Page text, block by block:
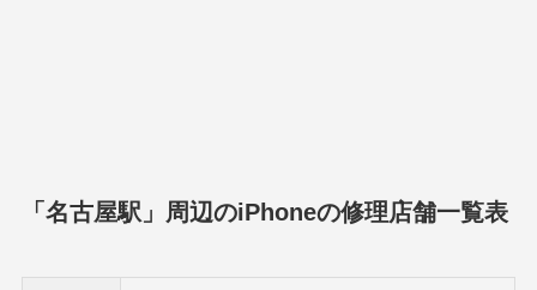
「名古屋駅」周辺のiPhoneの修理店舗一覧表